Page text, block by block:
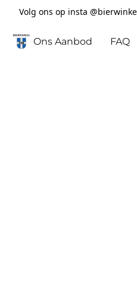
Volg ons op insta
Ons Aanbod FAQ